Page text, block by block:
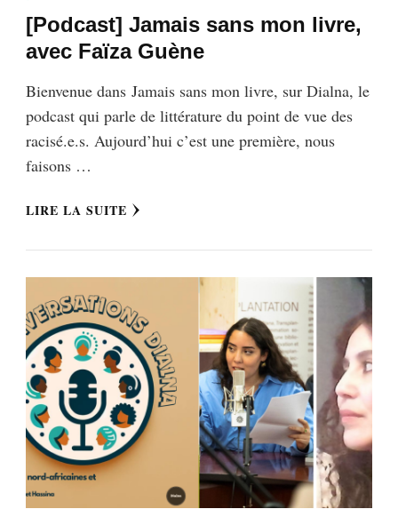
[Podcast] Jamais sans mon livre,
avec Faïza Guène
Bienvenue dans Jamais sans mon livre, sur Dialna, le
podcast qui parle de littérature du point de vue des
racisé.e.s. Aujourd’hui c’est une première, nous
faisons …
LIRE LA SUITE